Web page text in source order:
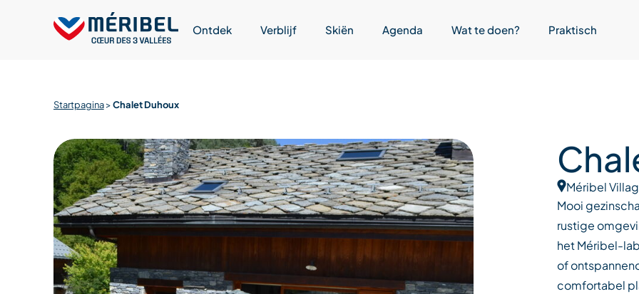
Ontdek Verblijf Skiën Agenda Wat te doen? Praktisch
Startpagina>Chalet Duhoux
Méribel
Mooi
rustige
het Méribel-
of
comfortabel